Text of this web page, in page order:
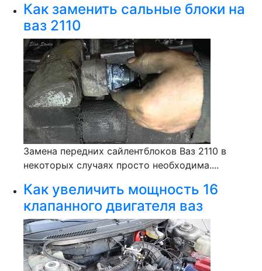
Как заменить сальные блоки на
ваз 2110
Замена передних сайлентблоков Ваз 2110 в
некоторых случаях просто необходима....
Как увеличить мощность 16
клапанного двигателя ваз